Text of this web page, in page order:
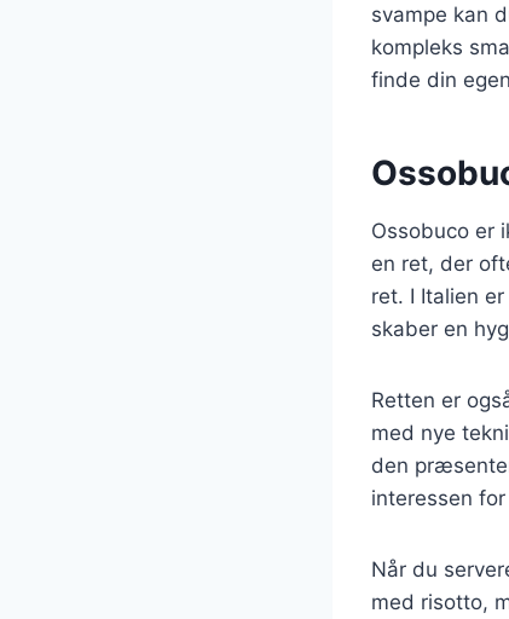
svampe kan
kompleks
finde din
Ossobuco er
en ret, der
ret. I Italien
skaber en
Retten er
med nye
den
interessen
Når du
med risotto,